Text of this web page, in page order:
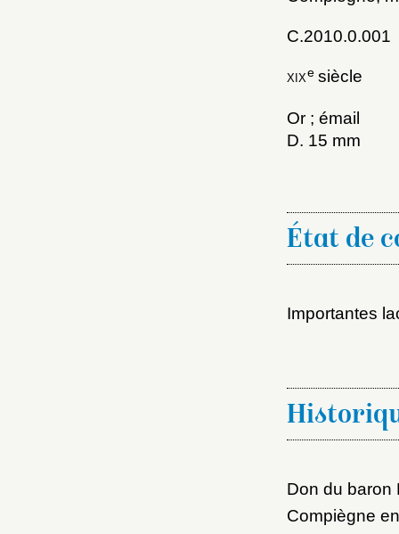
C.2010.0.001
xixesiècle
Or ; émail
D. 15 mm
État de
Importantes
Don du baron
Compiègne
Nom